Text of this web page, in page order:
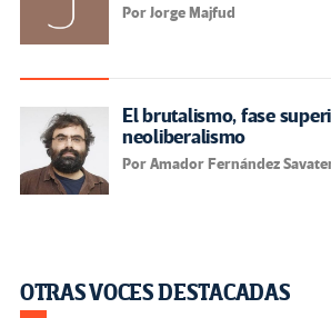
Por Jorge Majfud
El brutalismo, fase
neoliberalismo
Por Amador Fernández
OTRAS VOCES DESTACADAS